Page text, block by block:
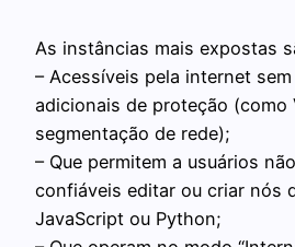
As instâncias mais expostas
– Acessíveis pela internet
adicionais de proteção (como
segmentação de rede);
– Que permitem a usuários
confiáveis editar ou criar nós
JavaScript ou Python;